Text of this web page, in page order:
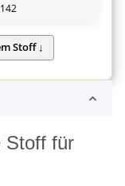
142
Stoff für